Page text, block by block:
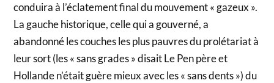
conduira à l’éclatement final du mouvement « gazeux ».
La gauche historique, celle qui a gouverné, a
abandonné les couches les plus pauvres du prolétariat à
leur sort (les « sans grades » disait Le Pen père et
Hollande n’était guère mieux avec les « sans dents ») du